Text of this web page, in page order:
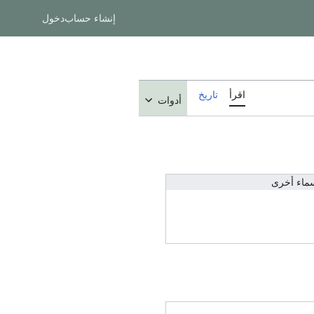
إنشاء حسابدخول
اقرأ تاريخ أدوات
أخرى